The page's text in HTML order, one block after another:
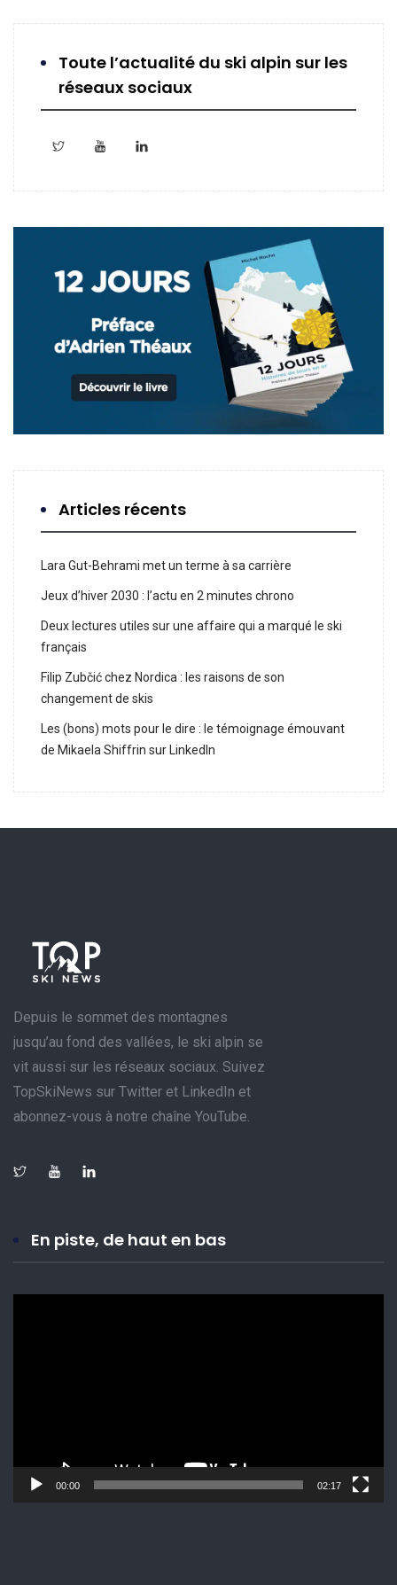
Toute l’actualité du ski alpin sur les
réseaux sociaux
Articles récents
Lara Gut-Behrami met un terme à sa carrière
Jeux d’hiver 2030 : l’actu en 2 minutes chrono
Deux lectures utiles sur une affaire qui a marqué le ski
français
Filip Zubčić chez Nordica : les raisons de son
changement de skis
Les (bons) mots pour le dire : le témoignage émouvant
de Mikaela Shiffrin sur LinkedIn
Depuis le sommet des montagnes
jusqu’au fond des vallées, le ski alpin se
vit aussi sur les réseaux sociaux. Suivez
TopSkiNews sur Twitter et LinkedIn et
abonnez-vous à notre chaîne YouTube.
En piste, de haut en bas
00:00 02:17